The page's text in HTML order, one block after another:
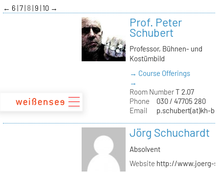
zum
Inhalt
← 6 7 8 9 10 →
Prof. Peter
Schubert
Professor, Bühnen- und
Kostümbild
→ Course Offerings
→
Room NumberT 2.07
Phone
030 / 47705 280
Email
p.schubert(at)kh-
Jörg Schuchardt
Absolvent
Website http://www.joerg-